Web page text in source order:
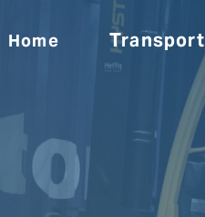
Home Transport